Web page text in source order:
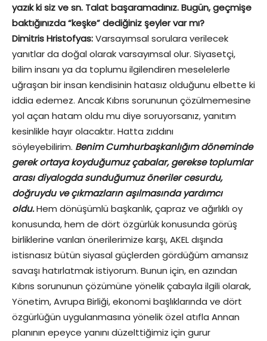
yazık ki siz ve sn. Talat başaramadınız. Bugün, geçmişe
baktığınızda “keşke” dediğiniz şeyler var mı?
Dimitris Hristofyas:Varsayımsal sorulara verilecek
yanıtlar da doğal olarak varsayımsal olur. Siyasetçi,
bilim insanı ya da toplumu ilgilendiren meselelerle
uğraşan bir insan kendisinin hatasız olduğunu elbette ki
iddia edemez. Ancak Kıbrıs sorununun çözülmemesine
yol açan hatam oldu mu diye soruyorsanız, yanıtım
kesinlikle hayır olacaktır. Hatta zıddını
söyleyebilirim. Benim Cumhurbaşkanlığım döneminde
gerek ortaya koyduğumuz çabalar, gerekse toplumlar
arası diyalogda sunduğumuz öneriler cesurdu,
doğruydu ve çıkmazların aşılmasında yardımcı
oldu.Hem dönüşümlü başkanlık, çapraz ve ağırlıklı oy
konusunda, hem de dört özgürlük konusunda görüş
birliklerine varılan önerilerimize karşı, AKEL dışında
istisnasız bütün siyasal güçlerden gördüğüm amansız
savaşı hatırlatmak istiyorum. Bunun için, en azından
Kıbrıs sorununun çözümüne yönelik çabayla ilgili olarak,
Yönetim, Avrupa Birliği, ekonomi başlıklarında ve dört
özgürlüğün uygulanmasına yönelik özel atıfla Annan
planının epeyce yanını düzelttiğimiz için gurur